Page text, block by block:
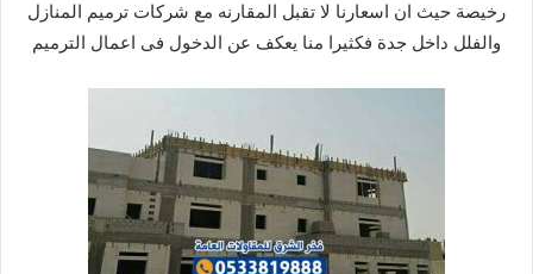
رخيصة حيث ان اسعارنا لا تقبل المقارنه مع شركات ترميم المنازل
والفلل داخل جدة فكثيرا منا يعكف عن الدخول فى اعمال الترميم